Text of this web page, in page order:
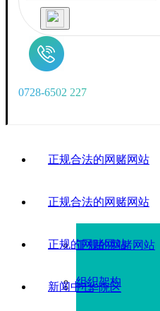
0728-6502 227
正规合法的网赌网站
正规合法的网赌网站
正规的网赌网站
组织架构
正规的网赌网站
广华院区
新闻中心